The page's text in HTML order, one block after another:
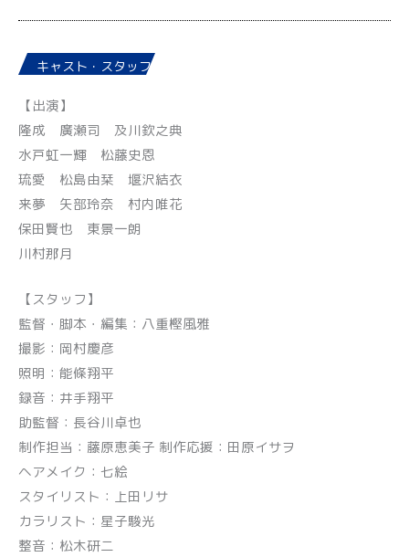
キャスト・スタッフ
【出演】
隆成 廣瀬司 及川欽之典
水戸虹一輝 松藤史恩
琉愛 松島由栞 堰沢結衣
来夢 矢部玲奈 村内唯花
保田賢也 東景一朗
川村那月
【スタッフ】
監督・脚本・編集：八重樫風雅
撮影：岡村慶彦
照明：能條翔平
録音：井手翔平
助監督：長谷川卓也
制作担当：藤原恵美子 制作応援：田原イサヲ
ヘアメイク：七絵
スタイリスト：上田リサ
カラリスト：星子駿光
整音：松木研二